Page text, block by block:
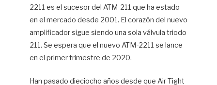
2211 es el sucesor del ATM-211 que ha estado
en el mercado desde 2001. El corazón del nuevo
amplificador sigue siendo una sola válvula triodo
211. Se espera que el nuevo ATM-2211 se lance
en el primer trimestre de 2020.
Han pasado dieciocho años desde que Air Tight